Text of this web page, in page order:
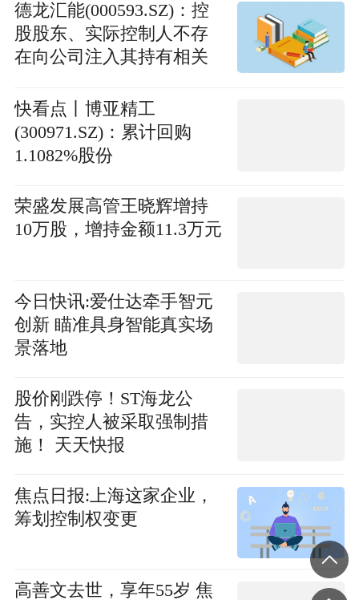
德龙汇能(000593.SZ)：控
股股东、实际控制人不存
在向公司注入其持有相关
快看点丨博亚精工
(300971.SZ)：累计回购
1.1082%股份
荣盛发展高管王晓辉增持
10万股，增持金额11.3万元
今日快讯:爱仕达牵手智元
创新 瞄准具身智能真实场
景落地
股价刚跌停！ST海龙公
告，实控人被采取强制措
施！ 天天快报
焦点日报:上海这家企业，
筹划控制权变更
高善文去世，享年55岁 焦